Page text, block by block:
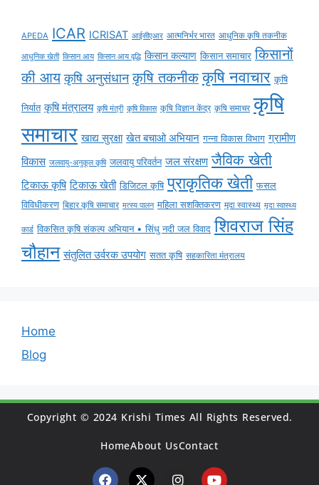
APEDA ICAR ICRISAT आईसीएआर आत्मनिर्भर भारत आधुनिक कृषि तकनीक
आधुनिक खेती किसान आय किसान आय वृद्धि किसान कल्याण किसान समाचार किसानों
की आय कृषि अनुसंधान कृषि तकनीक कृषि नवाचार कृषि
निर्यात कृषि मंत्रालय कृषि मंत्री कृषि विकास कृषि विज्ञान केंद्र कृषि समाचर कृषि
समाचार खाद्य सुरक्षा खेत बचाओ अभियान गन्ना विकास विभाग ग्रामीण
विकास जलवायु-अनुकूल कृषि जलवायु परिवर्तन जल संरक्षण जैविक खेती
टिकाऊ कृषि टिकाऊ खेती डिजिटल कृषि प्राकृतिक खेती फसल
विविधीकरण बिहार कृषि समाचार मत्स्य पालन महिला सशक्तिकरण मृदा स्वास्थ्य मृदा स्वास्थ्य
कार्ड विकसित कृषि संकल्प अभियान • सिंधु नदी जल विवाद शिवराज सिंह
चौहान संतुलित उर्वरक उपयोग सतत कृषि सहकारिता मंत्रालय
Home
Blog
Copyright © 2024 Krishi Times All Rights Reserved.
HomeAbout UsContact